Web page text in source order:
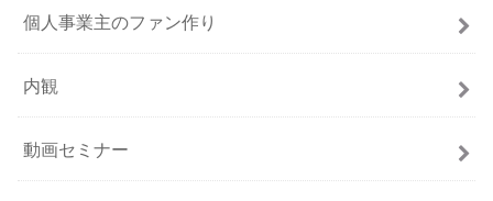
個人事業主のファン作り
内観
動画セミナー